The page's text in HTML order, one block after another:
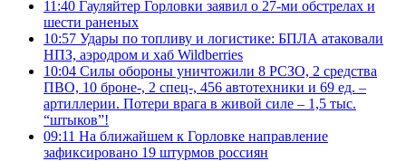
11:40 Гауляйтер Горловки заявил о 27-ми обстрелах и
шести раненых
10:57 Удары по топливу и логистике: БПЛА атаковали
НПЗ, аэродром и хаб Wildberries
10:04 Силы обороны уничтожили 8 РСЗО, 2 средства
ПВО, 10 броне-, 2 спец-, 456 автотехники и 69 ед. –
артиллерии. Потери врага в живой силе – 1,5 тыс.
“штыков”!
09:11 На ближайшем к Горловке направление
зафиксировано 19 штурмов россиян